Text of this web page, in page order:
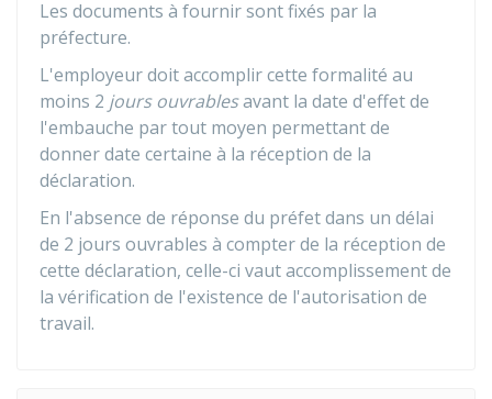
Les documents à fournir sont fixés par la
préfecture.
L'employeur doit accomplir cette formalité au
moins 2 jours ouvrablesavant la date d'effet de
l'embauche par tout moyen permettant de
donner date certaine à la réception de la
déclaration.
En l'absence de réponse du préfet dans un délai
de 2 jours ouvrables à compter de la réception de
cette déclaration, celle-ci vaut accomplissement de
la vérification de l'existence de l'autorisation de
travail.